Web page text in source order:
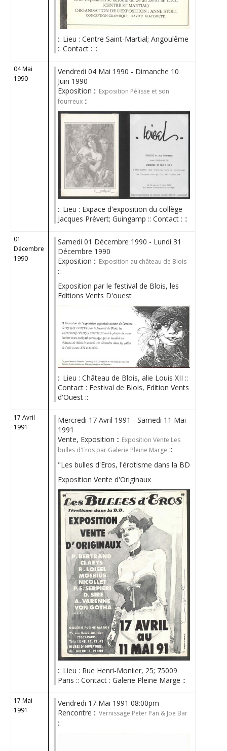
:: Lieu : Centre Saint-Martial; Angoulême
:: Contact : ::
04 Mai
1990
Vendredi 04 Mai 1990 - Dimanche 10
Juin 1990
Exposition :: Exposition Pélisse et son
fourreux ::
:: Lieu : Expace d'exposition du collège
Jacques Prévert; Guingamp :: Contact : ::
01
Décembre
1990
Samedi 01 Décembre 1990 - Lundi 31
Décembre 1990
Exposition :: Exposition au château de Blois
::
Exposition par le festival de Blois, les
Editions Vents D'ouest
:: Lieu : Château de Blois, alie Louis XII ::
Contact : Festival de Blois, Edition Vents
d'Ouest ::
17 Avril
1991
Mercredi 17 Avril 1991 - Samedi 11 Mai
1991
Vente, Exposition :: Exposition Vente Les
bulles d'Eros par Galerie Pleine Marge ::
"Les bulles d'Eros, l'érotisme dans la BD
Exposition Vente d'Originaux
:: Lieu : Rue Henri-Moniier, 25; 75009
Paris :: Contact : Galerie Pleine Marge ::
17 Mai
1991
Vendredi 17 Mai 1991 08:00pm
Rencontre ::Vernissage Peter Pan & Joe Bar
::